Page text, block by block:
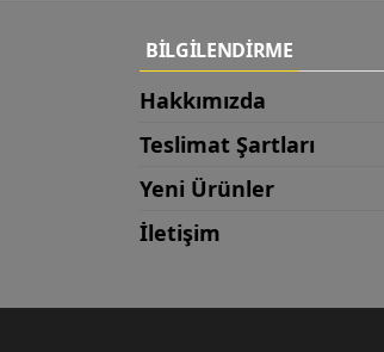
BİLGİLENDİRME
Hakkımızda
Teslimat Şartları
Yeni Ürünler
İletişim